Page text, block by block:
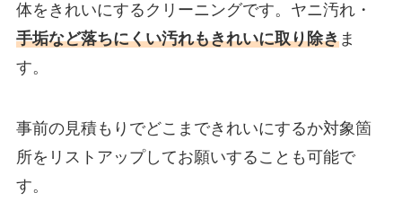
体をきれいにするクリーニングです。ヤニ汚れ・
手垢など落ちにくい汚れもきれいに取り除きま
す。
事前の見積もりでどこまできれいにするか対象箇
所をリストアップしてお願いすることも可能で
す。